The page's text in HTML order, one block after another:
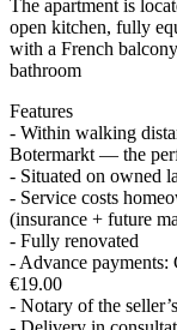
The apartment is
open kitchen, fully
with a French
bathroom
Features
- Within walking
Botermarkt — the
- Situated on owned
- Service costs
(insurance + future
- Fully renovated
- Advance
€19.00
- Notary of the